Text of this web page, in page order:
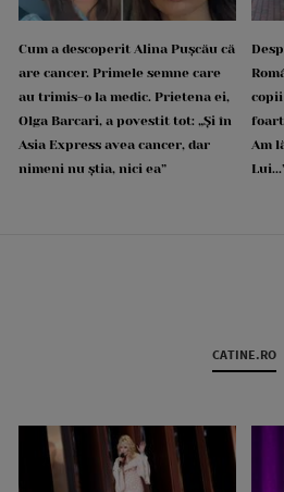
Cum a descoperit Alina Pușcău că
are cancer. Primele semne care
au trimis-o la medic. Prietena ei,
Olga Barcari, a povestit tot: „Și în
Asia Express avea cancer, dar
nimeni nu știa, nici ea”
Am
CATINE.RO